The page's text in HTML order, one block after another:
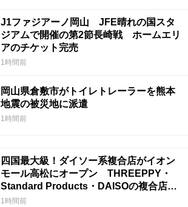
J1ファジアーノ岡山 JFE晴れの国スタ
ジアムで開催の第2節長崎戦 ホームエリ
アのチケット完売
1時間前
岡山県倉敷市がトイレトレーラーを熊本
地震の被災地に派遣
1時間前
四国最大級！ダイソー系複合店がイオン
モール高松にオープン THREEPPY・
Standard Products・DAISOの複合店は
香川県初
1時間前